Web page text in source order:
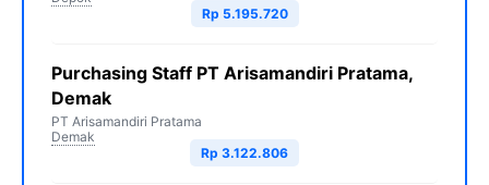
Rp 5.195.720
Purchasing Staff PT Arisamandiri Pratama,
Demak
PT Arisamandiri Pratama
Demak
Rp 3.122.806